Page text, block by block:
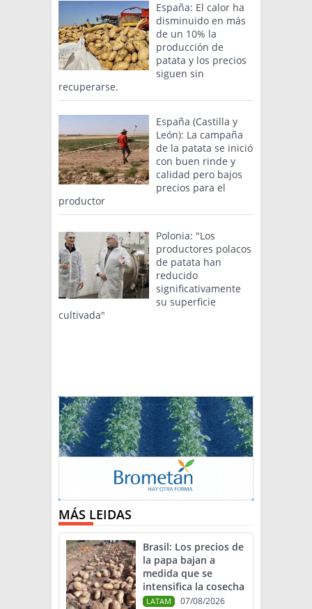
España: El calor ha
disminuido en más
de un 10% la
producción de
patata y los precios
siguen sin
recuperarse.
España (Castilla y
León): La campaña
de la patata se inició
con buen rinde y
calidad pero bajos
precios para el
productor
Polonia: "Los
productores polacos
de patata han
reducido
significativamente
su superficie
cultivada"
MÁS LEIDAS
Brasil: Los precios de
la papa bajan a
medida que se
intensifica la cosecha
LATAM 07/08/2026